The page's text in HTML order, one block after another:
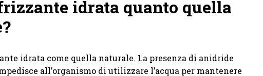
frizzante idrata quanto quella
idrata come quella naturale. La presenza di anidride
all’organismo di utilizzare l’acqua per mantenere